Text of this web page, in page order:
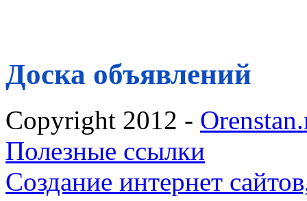
Доска объявлений
Copyright 2012 -
Полезные ссылки
Создание интернет